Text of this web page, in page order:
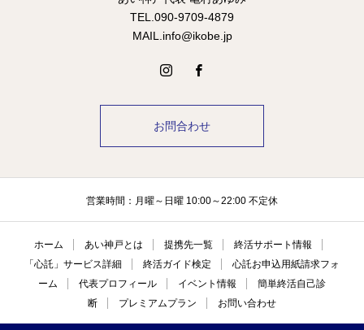
TEL.090-9709-4879
MAIL.info@ikobe.jp
お問合わせ
営業時間：月曜～日曜 10:00～22:00 不定休
ホーム あい神戸とは 提携先一覧
終活サポート情報
「心託」サービス詳細
終活ガイド検定
心託お申込用紙請求フォ
ーム
代表プロフィール イベント情報
簡単終活自己診
断
プレミアムプラン お問い合わせ